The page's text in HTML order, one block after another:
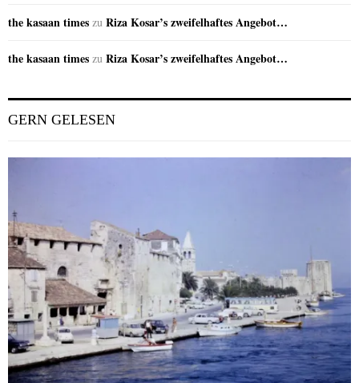
the kasaan times zu Riza Kosar’s zweifelhaftes Angebot…
the kasaan times zu Riza Kosar’s zweifelhaftes Angebot…
GERN GELESEN